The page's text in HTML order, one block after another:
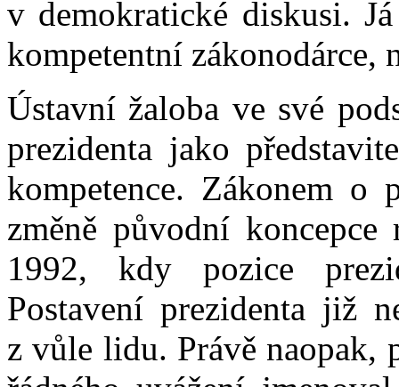
v demokratické diskusi.
kompetentní
Ústavní žaloba ve své
prezidenta jako
kompetence. Zákonem o
změně původní
1992, kdy pozice
Postavení prezidenta již
z vůle lidu. Právě naopak,